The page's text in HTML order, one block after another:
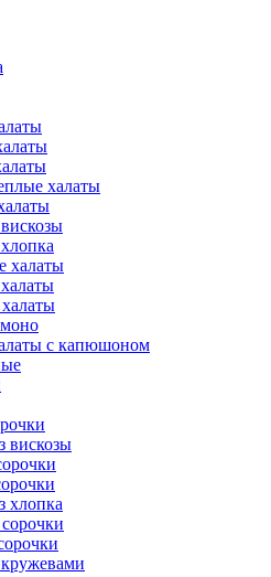
халаты
халаты
с капюшоном
вискозы
хлопка